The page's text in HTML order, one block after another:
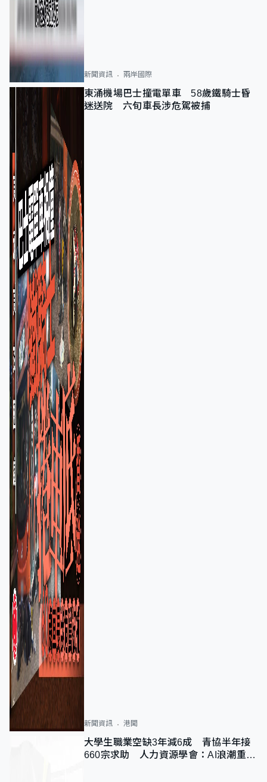
新聞資訊 兩岸國際
東涌機場巴士撞電單車 58歲鐵騎士昏
迷送院 六旬車長涉危駕被捕
新聞資訊 港聞
大學生職業空缺3年減6成 青協半年接
660宗求助 人力資源學會：AI浪潮重整